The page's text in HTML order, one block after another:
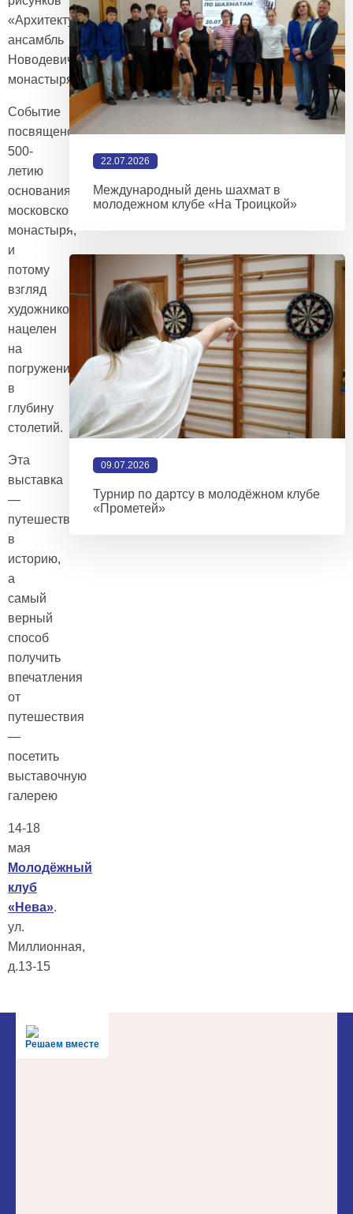
«Архитектурный
ансамбль
Новодевичьего
монастыря»
Событие
посвящено
500-
летию
основания
московского Новодевичьего
монастыря,
и
потому
взгляд
художников
нацелен
на
погружение
в
глубину
столетий.
Эта
выставка
—
путешествие
в
историю,
а
самый
верный
способ
получить
впечатления
от
путешествия
—
посетить
выставочную
галерею
14-18
мая
Молодёжный
клуб
«Нева».
ул.
Миллионная,
д.13-15
22.07.2026
Международный день шахмат в
молодежном клубе «На Троицкой»
09.07.2026
Турнир по дартсу в молодёжном клубе
«Прометей»
Решаем вместе